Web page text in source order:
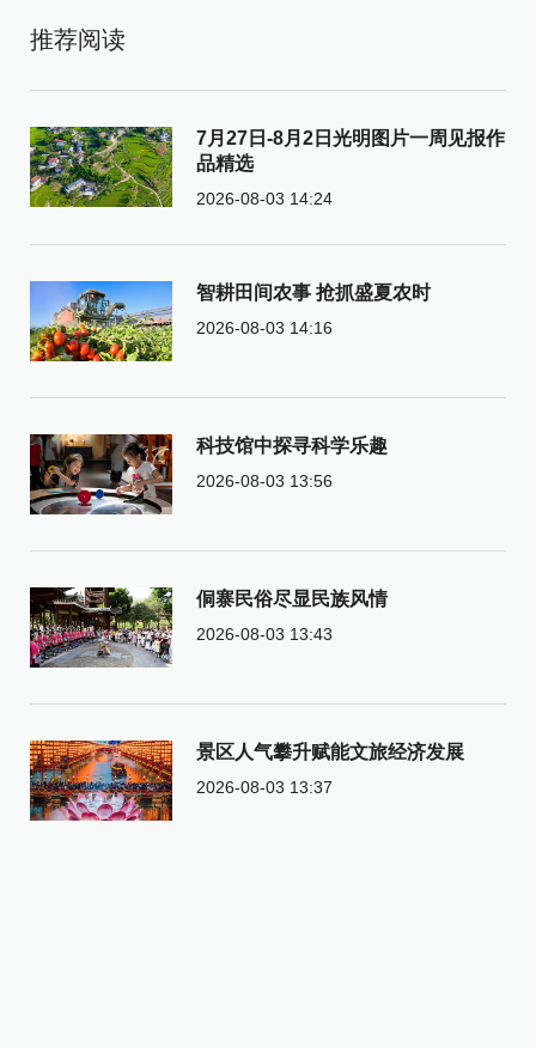
推荐阅读
7月27日-8月2日光明图片一周见报作
品精选
2026-08-03 14:24
智耕田间农事 抢抓盛夏农时
2026-08-03 14:16
科技馆中探寻科学乐趣
2026-08-03 13:56
侗寨民俗尽显民族风情
2026-08-03 13:43
景区人气攀升赋能文旅经济发展
2026-08-03 13:37